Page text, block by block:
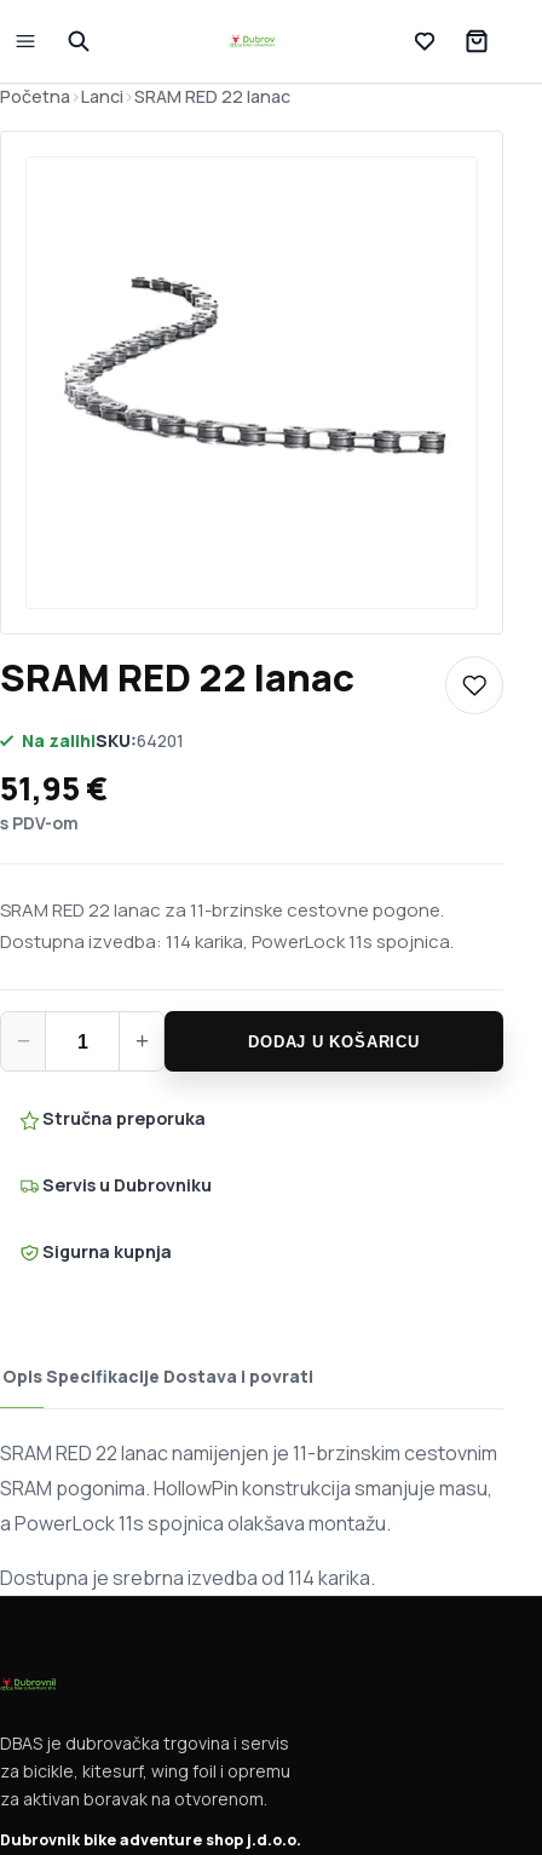
Lista želja
Početna >Lanci >SRAM RED 22 lanac
SRAM RED 22 lanac Dodaj
Na zalihiSKU:64201
51,95€
s PDV-om
SRAM RED 22 lanac za 11-brzinske cestovne pogone.
Dostupna izvedba: 114 karika, PowerLock 11s spojnica.
−
SRAM RED 22 lanac količina
+ DODAJ U KOŠARICU
Stručna preporuka
Servis u Dubrovniku
Sigurna kupnja
OpisSpecifikacije Dostava i povrati
SRAM RED 22 lanac namijenjen je 11-brzinskim cestovnim
SRAM pogonima. HollowPin konstrukcija smanjuje masu,
a PowerLock 11s spojnica olakšava montažu.
Dostupna je srebrna izvedba od 114 karika.
DBAS je dubrovačka trgovina i servis
za bicikle, kitesurf, wing foil i opremu
za aktivan boravak na otvorenom.
Dubrovnik bike adventure shop j.d.o.o.